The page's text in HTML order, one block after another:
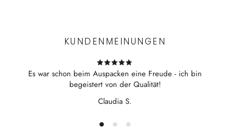
im ITTNER Wäschesack
Nicht im Wäschetrockner trocknen
KUNDENMEINUNGEN
Es war schon beim Auspacken eine Freude - ich bin
begeistert von der Qualität!
Claudia S.